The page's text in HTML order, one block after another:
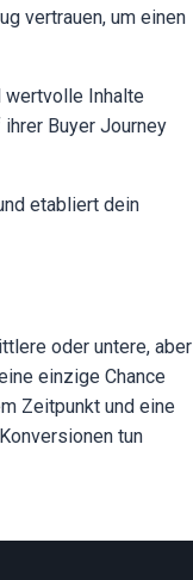
vertrauen, um einen
wertvolle Inhalte
Buyer Journey
etabliert dein
oder untere, aber
einzige Chance
Zeitpunkt und eine
tun